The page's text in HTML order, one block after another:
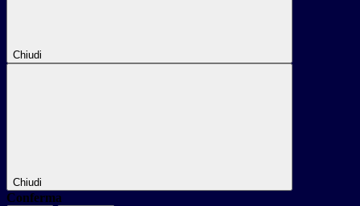
Chiudi
Chiudi
Conferma